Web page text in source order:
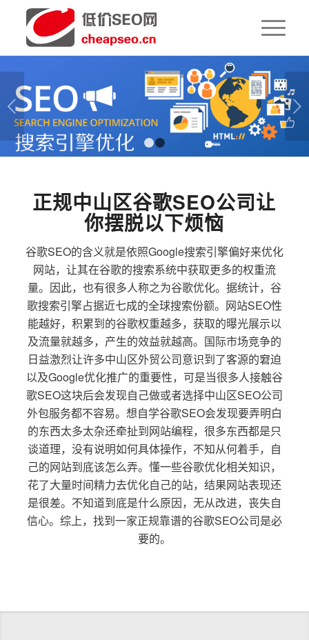
下一页
正规中山区谷歌SEO公司让
你摆脱以下烦恼
谷歌SEO的含义就是依照Google搜索引擎偏好来优化
网站，让其在谷歌的搜索系统中获取更多的权重流
量。因此，也有很多人称之为谷歌优化。据统计，谷
歌搜索引擎占据近七成的全球搜索份额。网站SEO性
能越好，积累到的谷歌权重越多，获取的曝光展示以
及流量就越多，产生的效益就越高。国际市场竞争的
日益激烈让许多中山区外贸公司意识到了客源的窘迫
以及Google优化推广的重要性，可是当很多人接触谷
歌SEO这块后会发现自己做或者选择中山区SEO公司
外包服务都不容易。想自学谷歌SEO会发现要弄明白
的东西太多太杂还牵扯到网站编程，很多东西都是只
谈道理，没有说明如何具体操作，不知从何着手，自
己的网站到底该怎么弄。懂一些谷歌优化相关知识，
花了大量时间精力去优化自己的站，结果网站表现还
是很差。不知道到底是什么原因，无从改进，丧失自
信心。综上，找到一家正规靠谱的谷歌SEO公司是必
要的。